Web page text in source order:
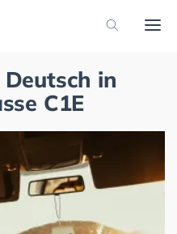
in
C1E